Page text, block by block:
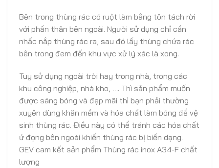
Bên trong thùng rác có ruột làm bằng tôn tách rời
với phần thân bên ngoài. Người sử dụng chỉ cần
nhấc nắp thùng rác ra, sau đó lấy thùng chứa rác
bên trong đem đến khu vực xử lý xác là xong.
Tuy sử dụng ngoài trời hay trong nhà, trong các
khu công nghiệp, nhà kho, …. Thì sản phẩm muốn
được sáng bóng và đẹp mãi thì bạn phải thường
xuyên dùng khăn mềm và hóa chất làm bóng để vệ
sinh thùng rác. Điều này có thể tránh các hóa chất
ứ đọng bên ngoài khiến thùng rác bị biến dạng.
GEV cam kết sản phẩm Thùng rác inox A34-F chất
lượng